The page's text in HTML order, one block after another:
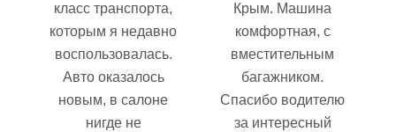
класс транспорта,
которым я недавно
воспользовалась.
Авто оказалось
новым, в салоне
нигде не
Крым. Машина
комфортная, с
вместительным
багажником.
Спасибо водителю
за интересный